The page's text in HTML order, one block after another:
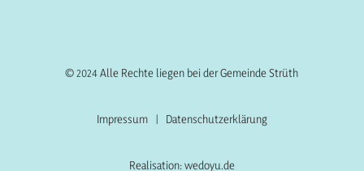
© 2024 Alle Rechte liegen bei der Gemeinde Strüth
Impressum| Datenschutzerklärung
Realisation: wedoyu.de